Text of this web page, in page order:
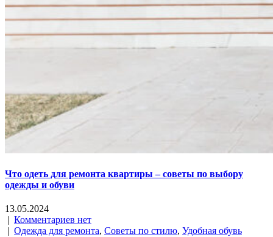
Что одеть для ремонта квартиры – советы по выбору
одежды и обуви
13.05.2024
| Комментариев нет
| Одежда для ремонта, Советы по стилю, Удобная обувь